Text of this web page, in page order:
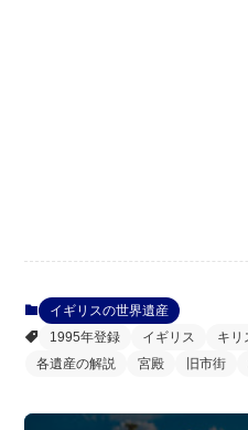
イギリスの世界遺産
1995年登録
イギリス キリ
各遺産の解説
宮殿 旧市街